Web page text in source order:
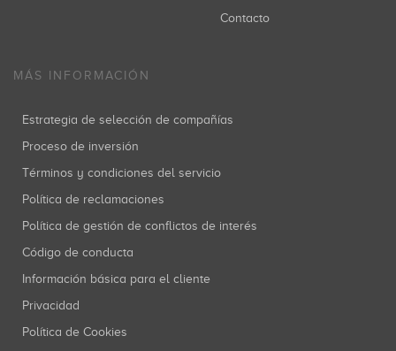
Contacto
MÁS INFORMACIÓN
Estrategia de selección de compañías
Proceso de inversión
Términos y condiciones del servicio
Política de reclamaciones
Política de gestión de conflictos de interés
Código de conducta
Información básica para el cliente
Privacidad
Política de Cookies